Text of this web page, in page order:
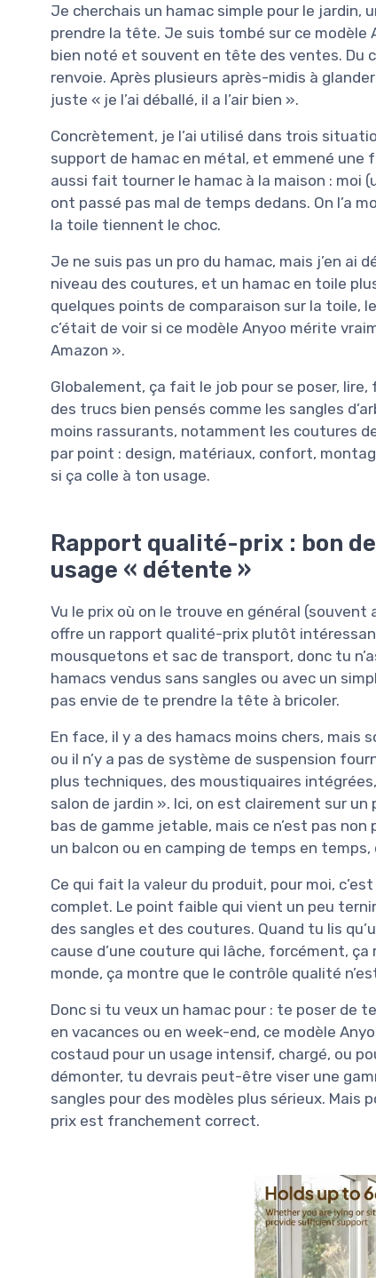
Je cherchais un hamac simple pour le jardin,
prendre la tête. Je suis tombé sur ce modèle
bien noté et souvent en tête des ventes. Du
renvoie. Après plusieurs après-midis à
juste « je l’ai déballé, il a l’air bien ».
Concrètement, je l’ai utilisé dans trois
support de hamac en métal, et emmené une
aussi fait tourner le hamac à la maison : moi
ont passé pas mal de temps dedans. On l’a
la toile tiennent le choc.
Je ne suis pas un pro du hamac, mais j’en ai
niveau des coutures, et un hamac en toile
quelques points de comparaison sur la toile,
c’était de voir si ce modèle Anyoo mérite
Amazon ».
Globalement, ça fait le job pour se poser,
des trucs bien pensés comme les sangles
moins rassurants, notamment les coutures
par point : design, matériaux, confort,
si ça colle à ton usage.
Rapport qualité-prix : bon
usage « détente »
Vu le prix où on le trouve en général (souvent
offre un rapport qualité-prix plutôt
mousquetons et sac de transport, donc tu
hamacs vendus sans sangles ou avec un
pas envie de te prendre la tête à bricoler.
En face, il y a des hamacs moins chers,
ou il n’y a pas de système de suspension
plus techniques, des moustiquaires
salon de jardin ». Ici, on est clairement sur un
bas de gamme jetable, mais ce n’est pas
un balcon ou en camping de temps en
Ce qui fait la valeur du produit, pour moi,
complet. Le point faible qui vient un peu
des sangles et des coutures. Quand tu lis
cause d’une couture qui lâche, forcément,
monde, ça montre que le contrôle qualité
Donc si tu veux un hamac pour : te poser de
en vacances ou en week-end, ce modèle
costaud pour un usage intensif, chargé, ou
démonter, tu devrais peut-être viser une
sangles pour des modèles plus sérieux.
prix est franchement correct.